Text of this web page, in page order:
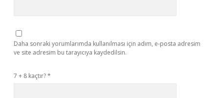
Daha sonraki yorumlarımda kullanılması için adım, e-posta adresim
ve site adresim bu tarayıcıya kaydedilsin.
7 + 8 kaçtır?*